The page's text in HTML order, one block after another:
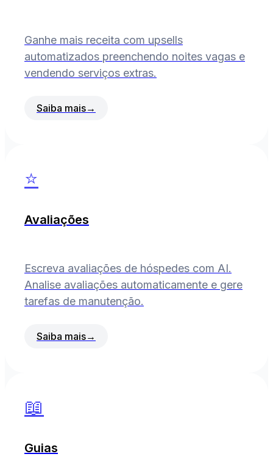
Ganhe mais receita com upsells
automatizados preenchendo noites vagas e
vendendo serviços extras.
Saiba mais→
⭐
Avaliações
Escreva avaliações de hóspedes com AI.
Analise avaliações automaticamente e gere
tarefas de manutenção.
Saiba mais→
📖
Guias